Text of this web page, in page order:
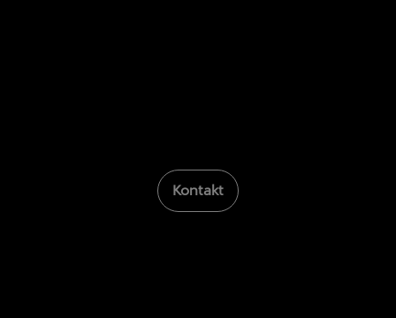
Kontakt